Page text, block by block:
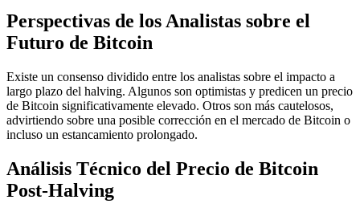
Perspectivas de los Analistas sobre el
Futuro de Bitcoin
Existe un consenso dividido entre los analistas sobre el impacto a
largo plazo del halving. Algunos son optimistas y predicen un precio
de Bitcoin significativamente elevado. Otros son más cautelosos,
advirtiendo sobre una posible corrección en el mercado de Bitcoin o
incluso un estancamiento prolongado.
Análisis Técnico del Precio de Bitcoin
Post-Halving